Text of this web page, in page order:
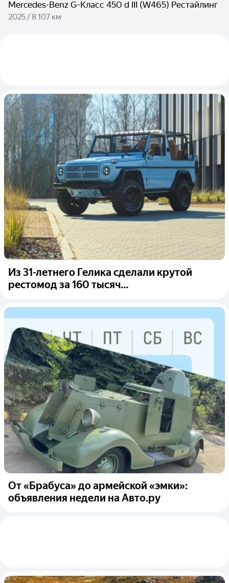
Mercedes-Benz G-Класс 450 d III (W465) Рестайлинг
2025 / 8 107 км
Из 31-летнего Гелика сделали крутой
рестомод за 160 тысяч...
От «Брабуса» до армейской «эмки»:
объявления недели на Авто.ру